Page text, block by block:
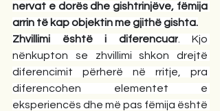
nervat e dorës dhe gishtrinjëve, fëmija
arrin të kap objektin me gjithë gishta.
Zhvillimi është i diferencuar. Kjo
nënkupton se zhvillimi shkon drejtë
diferencimit përherë në rritje, pra
diferencohen elementet e
eksperiencës dhe më pas fëmija është